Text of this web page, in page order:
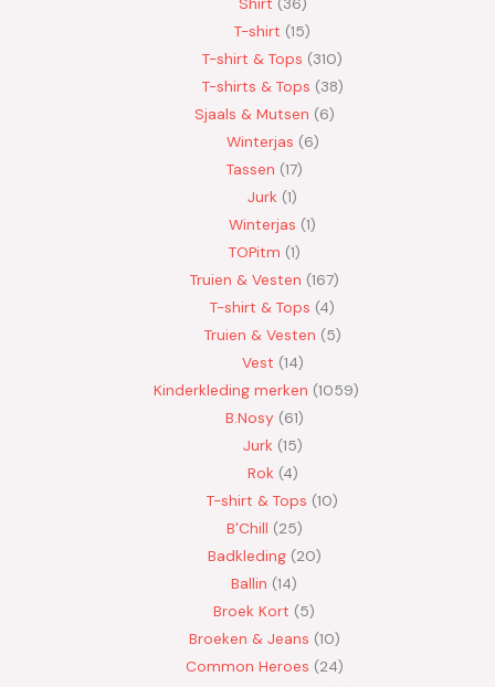
T-shirt 15
T-shirt & Tops 310
T-shirts & Tops 38
Sjaals & Mutsen 6
Winterjas 6
Tassen 17
Jurk 1
Winterjas 1
TOPitm 1
Truien & Vesten 167
T-shirt & Tops 4
Truien & Vesten 5
Vest 14
Kinderkleding merken 1059
B.Nosy 61
Jurk 15
Rok 4
T-shirt & Tops 10
B'Chill 25
Badkleding 20
Ballin 14
Broek Kort 5
Broeken & Jeans 10
Common Heroes 24